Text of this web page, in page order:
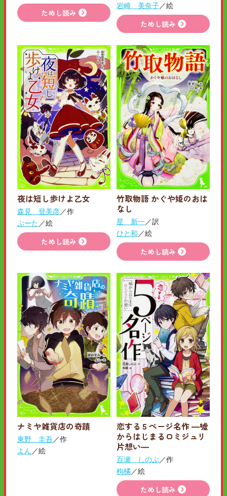
ためし読み
岩崎 美奈子／絵
ためし読み
夜は短し歩けよ乙女
森見 登美彦／作
ぶーた ／絵
ためし読み
竹取物語 かぐや姫のおは
なし
星 新一／訳
ひと和 ／絵
ためし読み
ナミヤ雑貨店の奇蹟
東野 圭吾／作
よん ／絵
恋する５ページ名作 ―嘘
からはじまるロミジュリ
片想い―
百瀬 しのぶ ／作
枸橘／絵
ためし読み